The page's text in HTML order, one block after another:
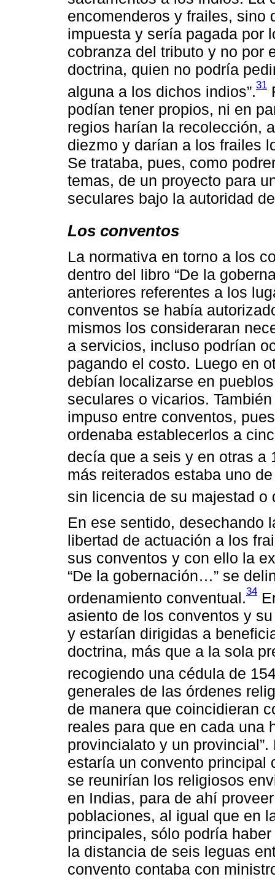
encomenderos y frailes, sino
impuesta y sería pagada por
cobranza del tributo y no por
doctrina, quien no podría
alguna a los dichos indios”.31
podían tener propios, ni en
regios harían la recolección,
diezmo y darían a los frailes
Se trataba, pues, como
temas, de un proyecto para
seculares bajo la autoridad
Los conventos
La normativa en torno a los
dentro del libro “De la
anteriores referentes a los
conventos se había
mismos los consideraran
a servicios, incluso podrían
pagando el costo. Luego en
debían localizarse en
seculares o vicarios.
impuso entre conventos,
ordenaba establecerlos a
decía que a seis y en otras a
más reiterados estaba uno
sin licencia de su majestad o
En ese sentido, desechando
libertad de actuación a los
sus conventos y con ello la
“De la gobernación…” se
ordenamiento conventual.34
asiento de los conventos y
y estarían dirigidas a
doctrina, más que a la sola
recogiendo una cédula de
generales de las órdenes
de manera que coincidieran
reales para que en cada una
provincialato y un
estaría un convento principal
se reunirían los religiosos
en Indias, para de ahí
poblaciones, al igual que en
principales, sólo podría
la distancia de seis leguas
convento contaba con